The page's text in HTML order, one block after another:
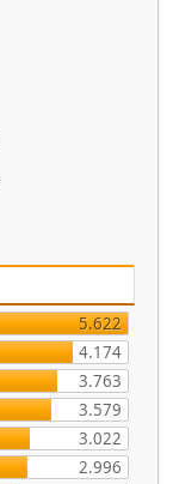
5.622
4.174
3.763
3.579
3.022
2.996